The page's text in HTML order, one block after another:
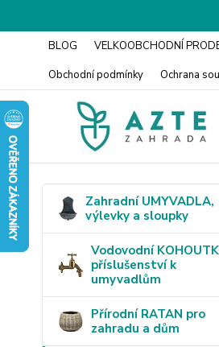
BLOG VELKOOBCHODNÍ
Obchodní podmínky
Ochrana
Zahradní UMYVADLA,
výlevky a sloupky
Vodovodní
příslušenství k
umyvadlům
Přírodní RATAN pro
zahradu a dům